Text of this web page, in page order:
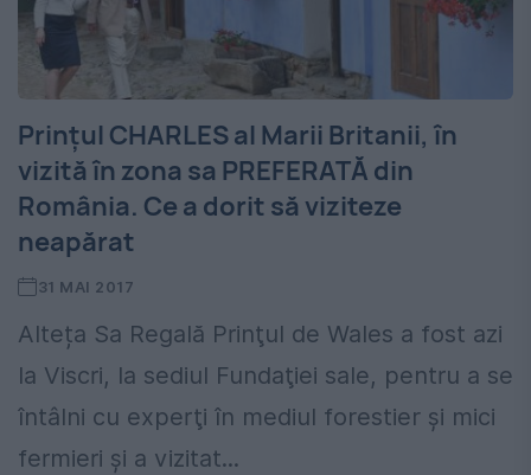
Prințul CHARLES al Marii Britanii, în
vizită în zona sa PREFERATĂ din
România. Ce a dorit să viziteze
neapărat
31 MAI 2017
Alteța Sa Regală Prinţul de Wales a fost azi
la Viscri, la sediul Fundaţiei sale, pentru a se
întâlni cu experţi în mediul forestier şi mici
fermieri și a vizitat...